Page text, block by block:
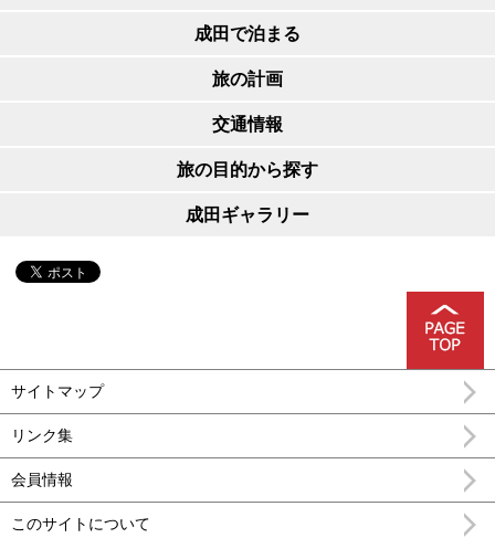
成田で泊まる
旅の計画
交通情報
旅の目的から探す
成田ギャラリー
サイトマップ
リンク集
会員情報
このサイトについて